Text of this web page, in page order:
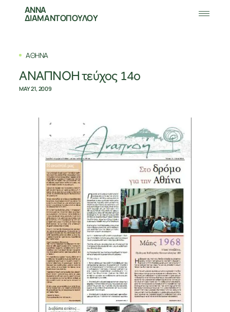
ΑΝΝΑ
ΔΙΑΜΑΝΤΟΠΟΥΛΟΥ
ΑΘΗΝΑ
ΑΝΑΠΝΟΗ τεύχος 14ο
MAY 21, 2009